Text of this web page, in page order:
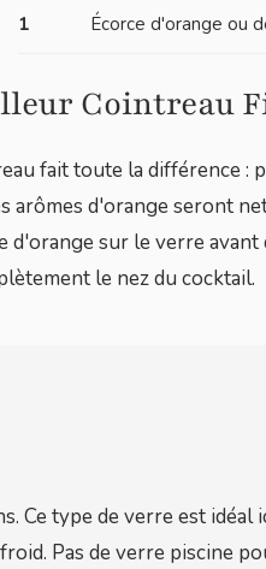
1 Écorce d'orange ou
Cointreau
fait toute la différence :
arômes d'orange seront
sur le verre avant
le nez du cocktail.
Ce type de verre est idéal
Pas de verre piscine